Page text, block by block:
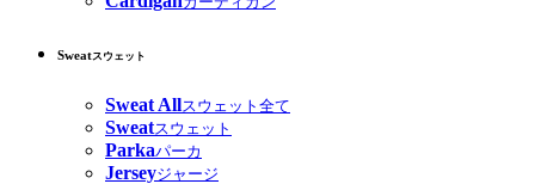
Sweatスウェット
Sweat Allスウェット全て
Sweatスウェット
Parkaパーカ
Jerseyジャージ